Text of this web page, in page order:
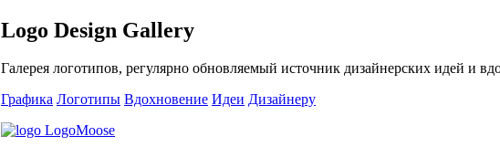
Logo Design Gallery
Галерея логотипов, регулярно обновляемый источник дизайнерских идей и
Графика Логотипы Вдохновение Идеи Дизайнеру